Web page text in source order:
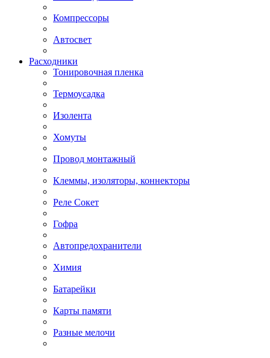
Компрессоры
Автосвет
Расходники
Тонировочная пленка
Термоусадка
Изолента
Хомуты
Провод монтажный
Клеммы, изоляторы, коннекторы
Реле Сокет
Гофра
Автопредохранители
Химия
Батарейки
Карты памяти
Разные мелочи